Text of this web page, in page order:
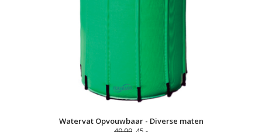
Watervat Opvouwbaar - Diverse maten